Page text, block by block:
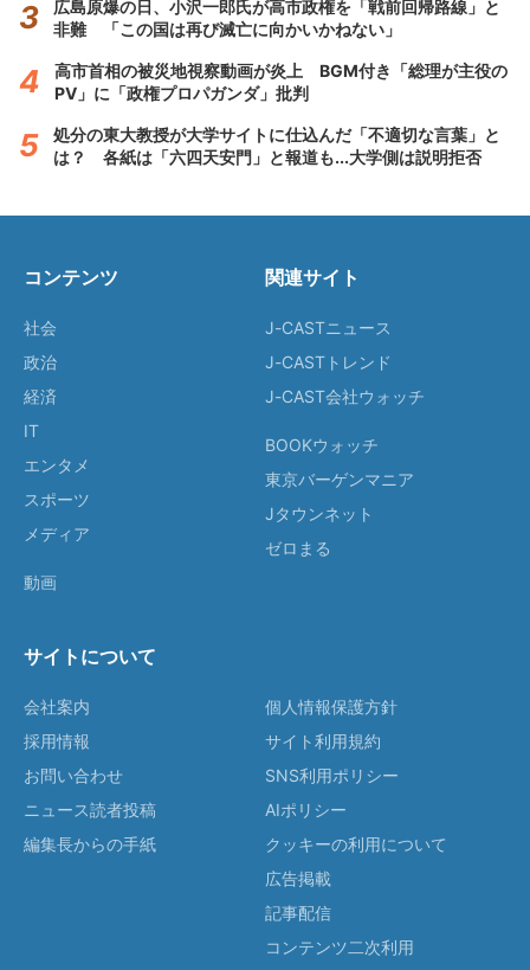
広島原爆の日、小沢一郎氏が高市政権を「戦前回帰路線」と
非難 「この国は再び滅亡に向かいかねない」
高市首相の被災地視察動画が炎上 BGM付き「総理が主役の
PV」に「政権プロパガンダ」批判
処分の東大教授が大学サイトに仕込んだ「不適切な言葉」と
は？ 各紙は「六四天安門」と報道も...大学側は説明拒否
コンテンツ
社会
政治
経済
IT
エンタメ
スポーツ
メディア
動画
関連サイト
J-CASTニュース
J-CASTトレンド
J-CAST会社ウォッチ
BOOKウォッチ
東京バーゲンマニア
Jタウンネット
ゼロまる
サイトについて
会社案内
採用情報
お問い合わせ
ニュース読者投稿
編集長からの手紙
個人情報保護方針
サイト利用規約
SNS利用ポリシー
AIポリシー
クッキーの利用について
広告掲載
記事配信
コンテンツ二次利用